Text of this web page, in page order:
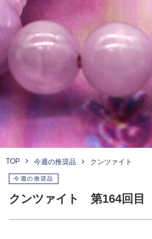
TOP 今週の推奨品 クンツァイト
今週の推奨品
クンツァイト 第164回目